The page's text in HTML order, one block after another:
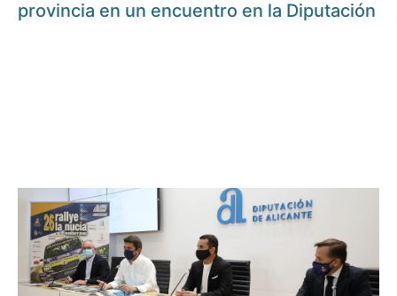
provincia en un encuentro en la Diputación